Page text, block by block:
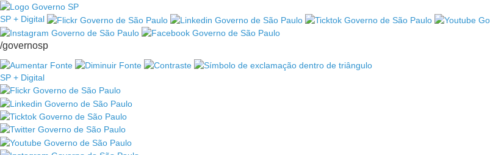
SP + Digital
/governosp
SP + Digital